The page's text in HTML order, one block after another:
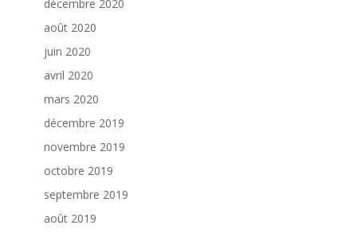
décembre 2020
août 2020
juin 2020
avril 2020
mars 2020
décembre 2019
novembre 2019
octobre 2019
septembre 2019
août 2019